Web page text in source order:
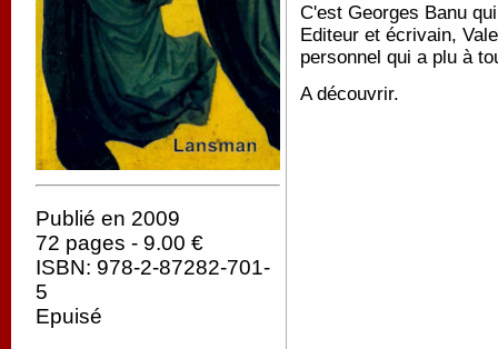
Publié en 2009
72 pages - 9.00 €
ISBN: 978-2-87282-701-
5
Epuisé
C'est Georges Banu
Editeur et écrivain,
personnel qui a plu à
A découvrir.